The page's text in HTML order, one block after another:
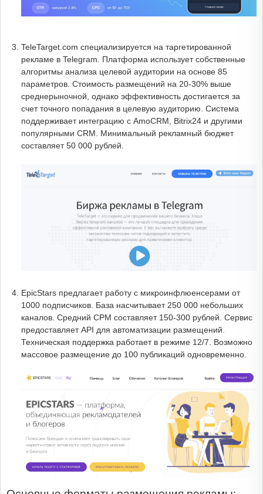
TeleTarget.com специализируется на таргетированной
рекламе в Telegram. Платформа использует собственные
алгоритмы анализа целевой аудитории на основе 85
параметров. Стоимость размещений на 20-30% выше
среднерыночной, однако эффективность достигается за
счет точного попадания в целевую аудиторию. Система
поддерживает интеграцию с AmoCRM, Bitrix24 и другими
популярными CRM. Минимальный рекламный бюджет
составляет 50 000 рублей.
EpicStars предлагает работу с микроинфлюенсерами от
1000 подписчиков. База насчитывает 250 000 небольших
каналов. Средний CPM составляет 150-300 рублей. Сервис
предоставляет API для автоматизации размещений.
Техническая поддержка работает в режиме 12/7. Возможно
массовое размещение до 100 публикаций одновременно.